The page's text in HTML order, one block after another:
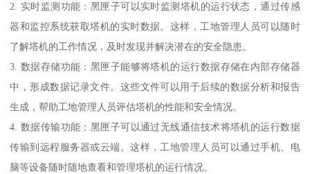
2. 实时监测功能：黑匣子可以实时监测塔机的运行状态，通过传感
器和监控系统获取塔机的实时数据。这样，工地管理人员可以随时
了解塔机的工作情况，及时发现并解决潜在的安全隐患。
3. 数据存储功能：黑匣子能够将塔机的运行数据存储在内部存储器
中，形成数据记录文件。这些文件可以用于后续的数据分析和报告
生成，帮助工地管理人员评估塔机的性能和安全情况。
4. 数据传输功能：黑匣子可以通过无线通信技术将塔机的运行数据
传输到远程服务器或云端。这样，工地管理人员可以通过手机、电
脑等设备随时随地查看和管理塔机的运行情况。